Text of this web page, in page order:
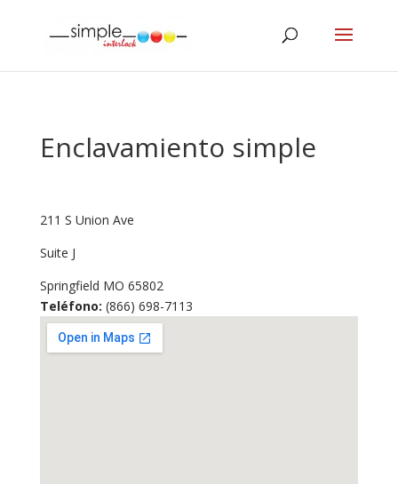
Enclavamiento simple
211 S Union Ave
Suite J
Springfield MO 65802
Teléfono: (866) 698-7113